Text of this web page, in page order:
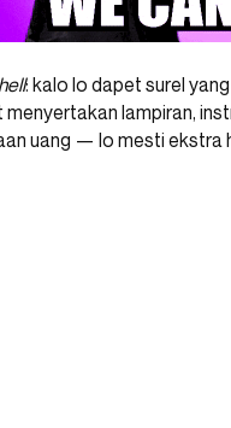
: kalo lo dapet surel
lampiran,
uang — lo mesti ekstra